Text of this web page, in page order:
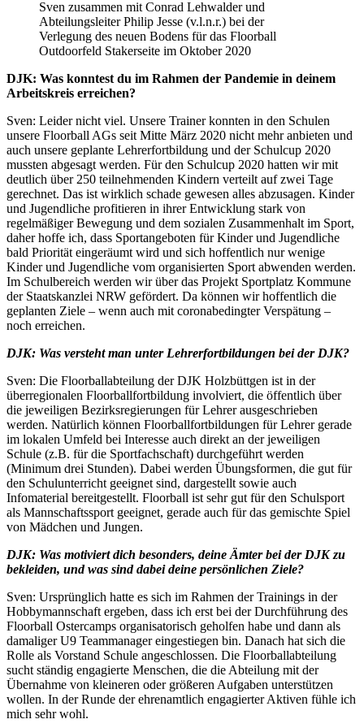
Sven zusammen mit Conrad Lehwalder und
Abteilungsleiter Philip Jesse (v.l.n.r.) bei der
Verlegung des neuen Bodens für das Floorball
Outdoorfeld Stakerseite im Oktober 2020
DJK: Was konntest du im Rahmen der Pandemie in deinem
Arbeitskreis erreichen?
Sven: Leider nicht viel. Unsere Trainer konnten in den Schulen
unsere Floorball AGs seit Mitte März 2020 nicht mehr anbieten und
auch unsere geplante Lehrerfortbildung und der Schulcup 2020
mussten abgesagt werden. Für den Schulcup 2020 hatten wir mit
deutlich über 250 teilnehmenden Kindern verteilt auf zwei Tage
gerechnet. Das ist wirklich schade gewesen alles abzusagen. Kinder
und Jugendliche profitieren in ihrer Entwicklung stark von
regelmäßiger Bewegung und dem sozialen Zusammenhalt im Sport,
daher hoffe ich, dass Sportangeboten für Kinder und Jugendliche
bald Priorität eingeräumt wird und sich hoffentlich nur wenige
Kinder und Jugendliche vom organisierten Sport abwenden werden.
Im Schulbereich werden wir über das Projekt Sportplatz Kommune
der Staatskanzlei NRW gefördert. Da können wir hoffentlich die
geplanten Ziele – wenn auch mit coronabedingter Verspätung –
noch erreichen.
DJK: Was versteht man unter Lehrerfortbildungen bei der DJK?
Sven: Die Floorballabteilung der DJK Holzbüttgen ist in der
überregionalen Floorballfortbildung involviert, die öffentlich über
die jeweiligen Bezirksregierungen für Lehrer ausgeschrieben
werden. Natürlich können Floorballfortbildungen für Lehrer gerade
im lokalen Umfeld bei Interesse auch direkt an der jeweiligen
Schule (z.B. für die Sportfachschaft) durchgeführt werden
(Minimum drei Stunden). Dabei werden Übungsformen, die gut für
den Schulunterricht geeignet sind, dargestellt sowie auch
Infomaterial bereitgestellt. Floorball ist sehr gut für den Schulsport
als Mannschaftssport geeignet, gerade auch für das gemischte Spiel
von Mädchen und Jungen.
DJK: Was motiviert dich besonders, deine Ämter bei der DJK zu
bekleiden, und was sind dabei deine persönlichen Ziele?
Sven: Ursprünglich hatte es sich im Rahmen der Trainings in der
Hobbymannschaft ergeben, dass ich erst bei der Durchführung des
Floorball Ostercamps organisatorisch geholfen habe und dann als
damaliger U9 Teammanager eingestiegen bin. Danach hat sich die
Rolle als Vorstand Schule angeschlossen. Die Floorballabteilung
sucht ständig engagierte Menschen, die die Abteilung mit der
Übernahme von kleineren oder größeren Aufgaben unterstützen
wollen. In der Runde der ehrenamtlich engagierter Aktiven fühle ich
mich sehr wohl.